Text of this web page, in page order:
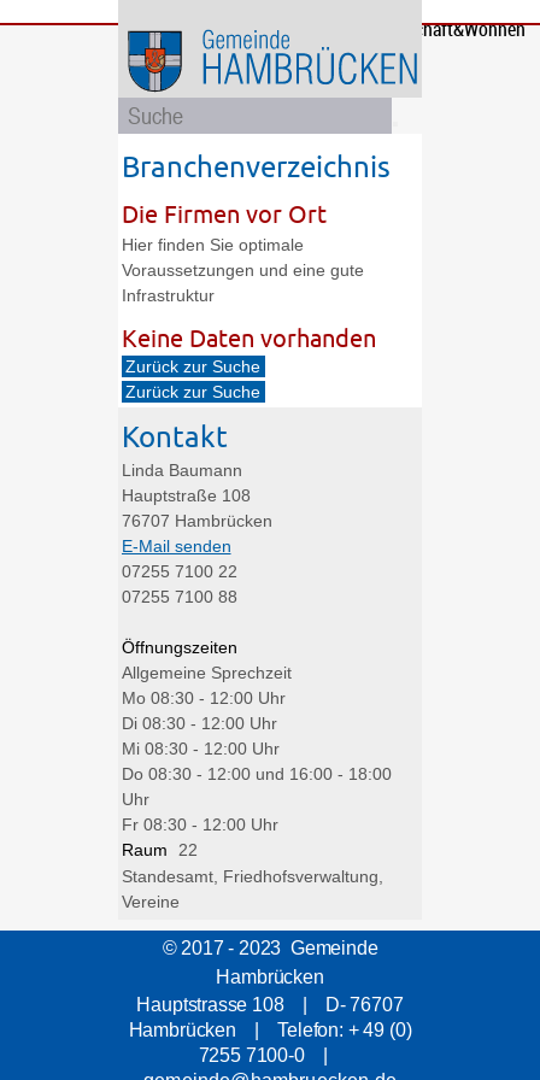
Bürgerservice
GemeindeBildung
und
Soziales
Rathaus
und
Politik
Wirtschaft&Wohnen
Branchenverzeichnis
Die Firmen vor Ort
Hier finden Sie optimale
Voraussetzungen und eine gute
Infrastruktur
Keine Daten vorhanden
Zurück zur Suche
Zurück zur Suche
Kontakt
Linda Baumann
Hauptstraße 108
76707 Hambrücken
E-Mail senden
07255 7100 22
07255 7100 88
Öffnungszeiten
Allgemeine Sprechzeit
Mo 08:30 - 12:00 Uhr
Di 08:30 - 12:00 Uhr
Mi 08:30 - 12:00 Uhr
Do 08:30 - 12:00 und 16:00 - 18:00
Uhr
Fr 08:30 - 12:00 Uhr
Raum
22
Standesamt, Friedhofsverwaltung,
Vereine
© 2017 - 2023 Gemeinde
Hambrücken
Hauptstrasse 108 | D- 76707
Hambrücken | Telefon: + 49 (0)
7255 7100-0 |